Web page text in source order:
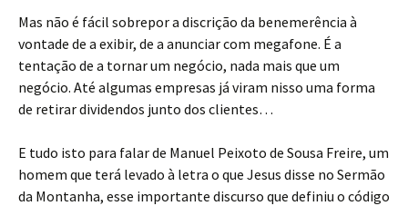
Mas não é fácil sobrepor a discrição da benemerência à
vontade de a exibir, de a anunciar com megafone. É a
tentação de a tornar um negócio, nada mais que um
negócio. Até algumas empresas já viram nisso uma forma
de retirar dividendos junto dos clientes…
E tudo isto para falar de Manuel Peixoto de Sousa Freire, um
homem que terá levado à letra o que Jesus disse no Sermão
da Montanha, esse importante discurso que definiu o código